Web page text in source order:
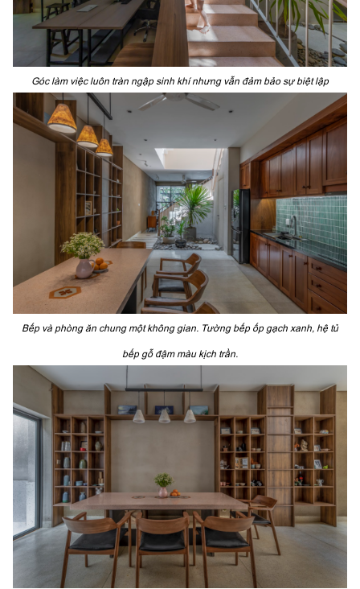
Góc làm việc luôn tràn ngập sinh khí nhưng vẫn đảm bảo sự biệt lập
Bếp và phòng ăn chung một không gian. Tường bếp ốp gạch xanh, hệ tủ
bếp gỗ đậm màu kịch trần.